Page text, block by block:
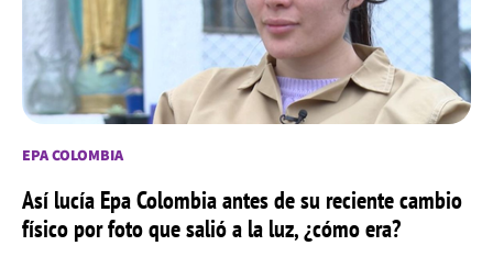
EPA COLOMBIA
Así lucía Epa Colombia antes de su reciente cambio
físico por foto que salió a la luz, ¿cómo era?